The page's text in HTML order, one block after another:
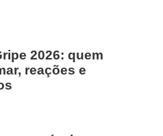
2026: quem
reações e